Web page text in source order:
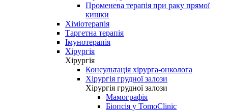
Променева терапія при раку прямої
кишки
Хіміотерапія
Таргетна терапія
Імунотерапія
Хірургія
Хірургія
Консультація хірурга-онколога
Хірургія грудної залози
Хірургія грудної залози
Мамографія
Біопсія у TomoClinic